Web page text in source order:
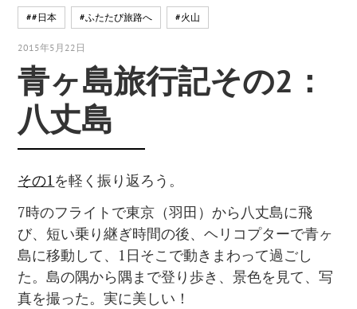
##日本 #ふたたび旅路へ #火山
2015年5月22日
青ヶ島旅行記その2：
八丈島
その1を軽く振り返ろう。
7時のフライトで東京（羽田）から八丈島に飛
び、短い乗り継ぎ時間の後、ヘリコプターで青ヶ
島に移動して、1日そこで動きまわって過ごし
た。島の隅から隅まで登り歩き、景色を見て、写
真を撮った。実に美しい！